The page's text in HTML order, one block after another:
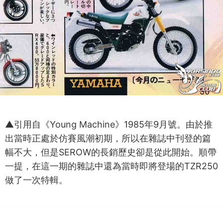
▲引用自《Young Machine》1985年9月號。由於推
出當時正處於仿賽風潮初期，所以在雜誌中刊登的篇
幅不大，但是SEROW的長銷歷史卻是從此開始。順帶
一提，在這一期的雜誌中還為當時即將登場的TZR250
做了一次特輯。